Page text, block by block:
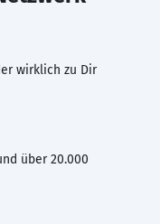
wirklich zu Dir
über 20.000